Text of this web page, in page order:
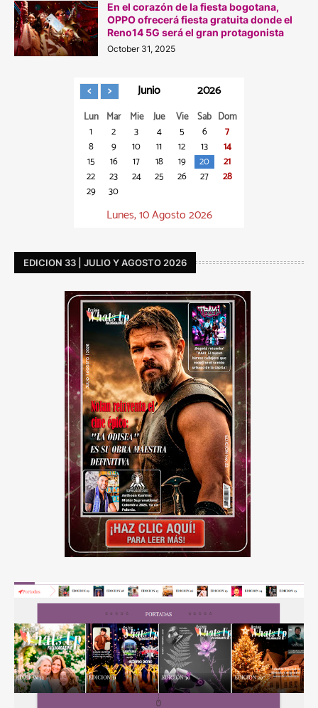
En el corazón de la fiesta bogotana,
OPPO ofrecerá fiesta gratuita donde el
Reno14 5G será el gran protagonista
October 31, 2025
Junio 2026
Lun Mar Mie Jue Vie Sab Dom
1
2 3 4 5 6
7
8
9 10 11 12 13
14
15
16 17 18 19 20
21
22
23 24 25 26 27
28
29
30
Lunes, 10 Agosto 2026
EDICION 33 | JULIO Y AGOSTO 2026